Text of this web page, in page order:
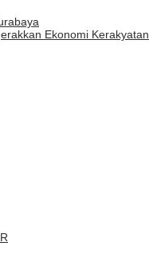
Ekonomi Kerakyatan